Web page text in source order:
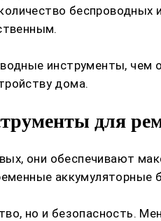
инструменты,
дома.
для
они обеспечивают
но и безопасность.